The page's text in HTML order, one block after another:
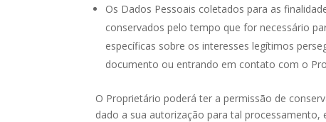
Os Dados Pessoais coletados para as
conservados pelo tempo que for necessário
específicas sobre os interesses legítimos
documento ou entrando em contato com o
O Proprietário poderá ter a permissão de
dado a sua autorização para tal